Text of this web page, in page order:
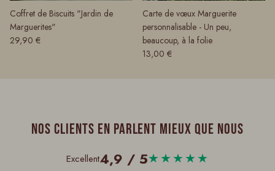
Coffret de Biscuits "Jardin de
Marguerites"
Prix habituel
29,90 €
Carte de vœux Marguerite
personnalisable - Un peu,
beaucoup, à la folie
Prix habituel
13,00 €
Nos clients en parlent mieux que nous
Excellent4,9 / 5★★★★★